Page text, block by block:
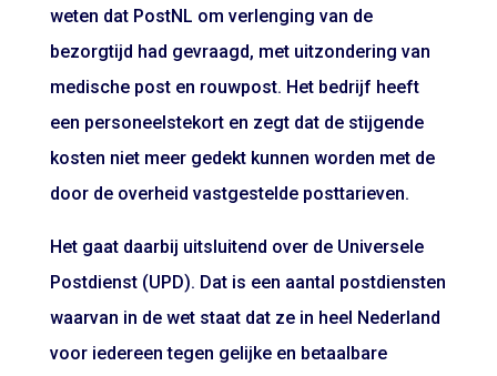
weten dat PostNL om verlenging van de
bezorgtijd had gevraagd, met uitzondering van
medische post en rouwpost. Het bedrijf heeft
een personeelstekort en zegt dat de stijgende
kosten niet meer gedekt kunnen worden met de
door de overheid vastgestelde posttarieven.
Het gaat daarbij uitsluitend over de Universele
Postdienst (UPD). Dat is een aantal postdiensten
waarvan in de wet staat dat ze in heel Nederland
voor iedereen tegen gelijke en betaalbare